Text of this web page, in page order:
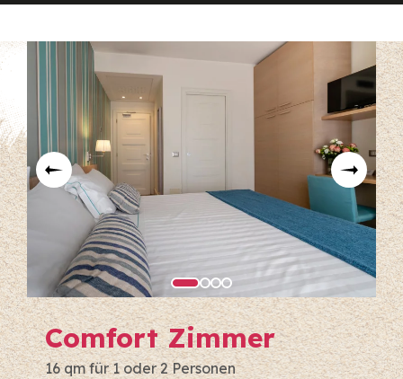
Comfort Zimmer
16 qm für 1 oder 2 Personen